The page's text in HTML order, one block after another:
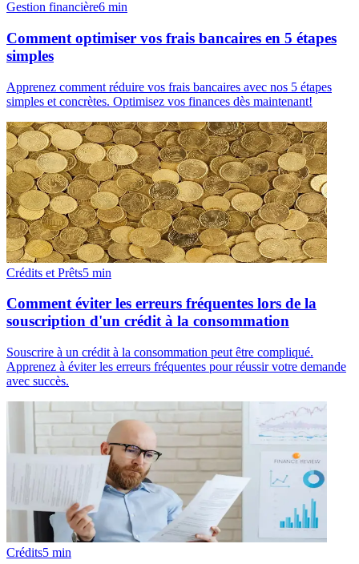
Gestion financière6 min
Comment optimiser vos frais bancaires en 5 étapes
simples
Apprenez comment réduire vos frais bancaires avec nos 5 étapes
simples et concrètes. Optimisez vos finances dès maintenant!
Crédits et Prêts5 min
Comment éviter les erreurs fréquentes lors de la
souscription d'un crédit à la consommation
Souscrire à un crédit à la consommation peut être compliqué.
Apprenez à éviter les erreurs fréquentes pour réussir votre demande
avec succès.
Crédits5 min